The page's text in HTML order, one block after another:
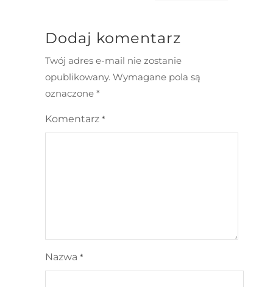
Dodaj komentarz
Twój adres e-mail nie zostanie
opublikowany. Wymagane pola są
oznaczone *
Komentarz *
Nazwa *